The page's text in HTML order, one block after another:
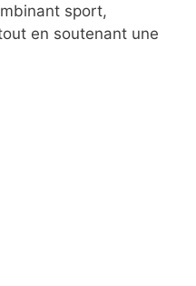
sport,
en soutenant une